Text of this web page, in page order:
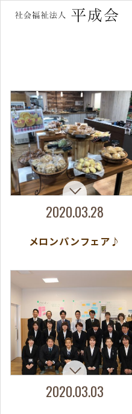
2020.03.28
メロンパンフェア♪
2020.03.03